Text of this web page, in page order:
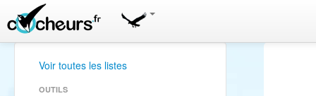
Voir toutes les listes
OUTILS